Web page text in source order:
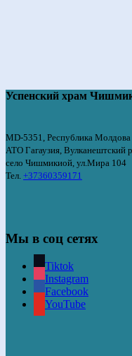
Успенский храм
MD-5351, Республика Молдова
АТО Гагаузия, Вулканештский
село Чишмикиой, ул.Мира 104
Тел. +37360359171
Мы в соц сетях
Tiktok
Instagram
Facebook
YouTube